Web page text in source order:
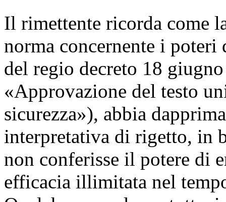
Il rimettente ricorda come
norma concernente i
del regio decreto 18
«Approvazione del testo
sicurezza»), abbia
interpretativa di rigetto, in
non conferisse il potere di
efficacia illimitata nel